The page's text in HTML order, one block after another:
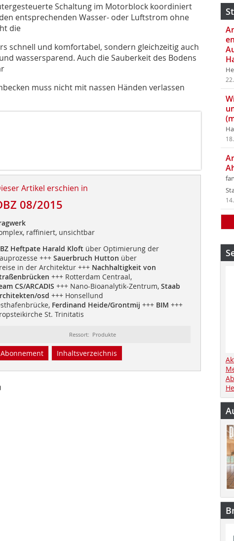
Schaltung im Motorblock koordiniert
entsprechenden Wasser- oder Luftstrom ohne
die
schnell und komfortabel, sondern gleichzeitig auch
wassersparend. Auch die Sauberkeit des Bodens
muss nicht mit nassen Händen verlassen
Artikel erschien in
08/2015
raffiniert, unsichtbar
Heftpate Harald Kloft über Optimierung der
+++ Sauerbruch Hutton über
in der Architektur +++ Nachhaltigkeit von
+++ Rotterdam Centraal,
CS/ARCADIS +++ Nano-Bioanalytik-Zentrum,Staab
osd +++ Honsellund
Ferdinand Heide/Grontmij +++ BIM +++
St. Trinitatis
Ressort: Produkte
Abonnement Inhaltsverzeichnis